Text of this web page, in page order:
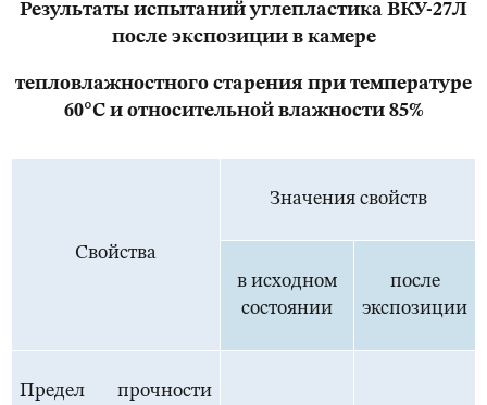
Результаты испытаний углепластика ВКУ-27Л
после экспозиции в камере
тепловлажностного старения при температуре
60°С и относительной влажности 85%
Свойства
Значения свойств
в исходном
состоянии
после
экспозиции
Предел прочности